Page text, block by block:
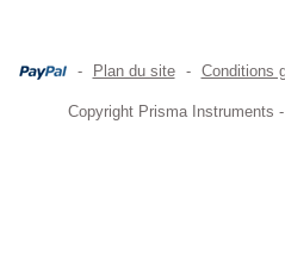
- Plan du site - Conditions
Copyright Prisma Instruments